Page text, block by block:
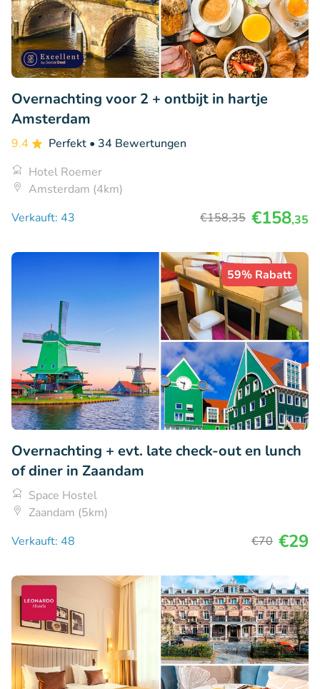
Overnachting voor 2 + ontbijt in hartje
Amsterdam
9.4 Perfekt • 34 Bewertungen
Hotel Roemer
Amsterdam (4km)
Verkauft: 43
€158,35 €158,35
59% Rabatt
Overnachting + evt. late check-out en lunch
of diner in Zaandam
Space Hostel
Zaandam (5km)
Verkauft: 48
€70 €29